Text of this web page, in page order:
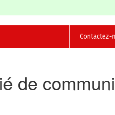
Contactez-
de